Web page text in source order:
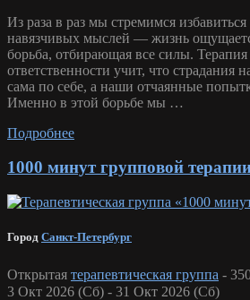
Из раза в раз мы стремимся
навязчивых мыслей — жизнь
борьба, отбирающая все силы.
ответственности учит, что страдания
сама по себе, а наши отчаянные
Именно в этой борьбе мы …
Подробнее
1000 минут групповой
Город Санкт-Петербург
Открытая терапевтическая группа -
3 Окт 2026 (Сб) - 31 Окт 2026 (Сб)